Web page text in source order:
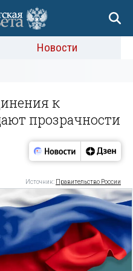
Новости
к
прозрачности
Источник: Правительство России